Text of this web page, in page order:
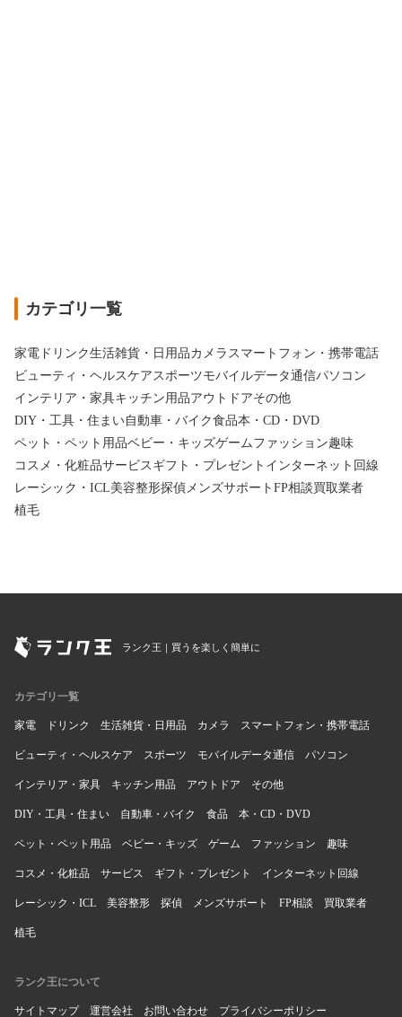
カテゴリ一覧
家電 ドリンク生活雑貨・日用品カメラ スマートフォン・携帯電話
ビューティ・ヘルスケア スポーツモバイルデータ通信パソコン
インテリア・家具キッチン用品アウトドアその他
DIY・工具・住まい自動車・バイク食品本・CD・DVD
ペット・ペット用品ベビー・キッズゲーム ファッション趣味
コスメ・化粧品サービス ギフト・プレゼント インターネット回線
レーシック・ICL美容整形探偵 メンズサポート FP相談買取業者
植毛
ランク王｜買うを楽しく簡単に
カテゴリ一覧
家電 ドリンク 生活雑貨・日用品 カメラ スマートフォン・携帯電話
ビューティ・ヘルスケア スポーツ モバイルデータ通信 パソコン
インテリア・家具 キッチン用品 アウトドア その他
DIY・工具・住まい 自動車・バイク 食品 本・CD・DVD
ペット・ペット用品 ベビー・キッズ ゲーム ファッション 趣味
コスメ・化粧品 サービス ギフト・プレゼント インターネット回線
レーシック・ICL 美容整形 探偵 メンズサポート FP相談 買取業者
植毛
ランク王について
サイトマップ 運営会社 お問い合わせ プライバシーポリシー